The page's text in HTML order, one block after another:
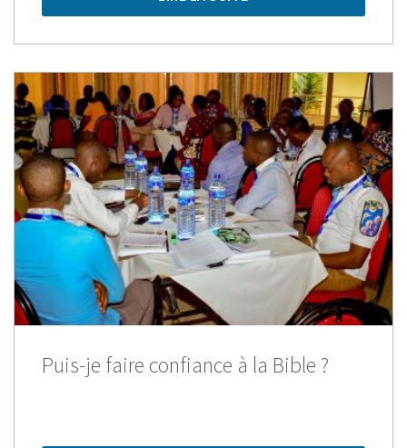
Puis-je faire confiance à la Bible ?